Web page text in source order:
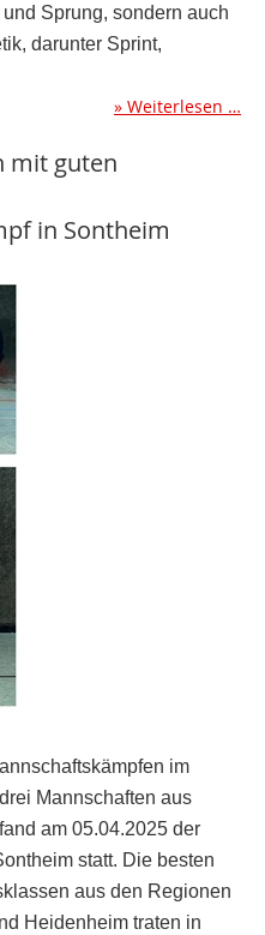
Sprung, sondern auch
darunter Sprint,
Weiterlesen …
mit guten
in Sontheim
im
Mannschaften aus
am 05.04.2025 der
statt. Die besten
aus den Regionen
Heidenheim traten in